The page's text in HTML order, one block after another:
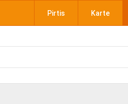
Pirtis Karte